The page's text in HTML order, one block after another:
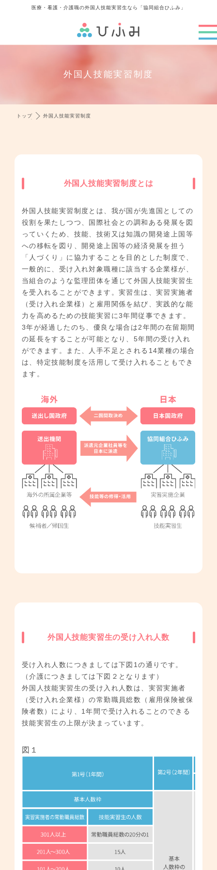
医療・看護・介護職の外国人技能実習生なら「協同組合ひふみ」
外国人技能実習制度
トップ 外国人技能実習制度
外国人技能実習制度とは
外国人技能実習制度とは、我が国が先進国としての
役割を果たしつつ、国際社会との調和ある発展を図
っていくため、技能、技術又は知識の開発途上国等
への移転を図り、開発途上国等の経済発展を担う
「人づくり」に協力することを目的とした制度で、
一般的に、受け入れ対象職種に該当する企業様が、
当組合のような監理団体を通じて外国人技能実習生
を受入れることができます。実習生は、実習実施者
（受け入れ企業様）と雇用関係を結び、実践的な能
力を高めるための技能実習に3年間従事できます。
3年が経過したのち、優良な場合は2年間の在留期間
の延長をすることが可能となり、5年間の受け入れ
ができます。また、人手不足とされる14業種の場合
は、特定技能制度を活用して受け入れることもでき
ます。
外国人技能実習生の受け入れ人数
受け入れ人数につきましては下図1の通りです。
（介護につきましては下図２となります）
外国人技能実習生の受け入れ人数は、実習実施者
（受け入れ企業様）の常勤職員総数（雇用保険被保
険者数）により、1年間で受け入れることのできる
技能実習生の上限が決まっています。
図１